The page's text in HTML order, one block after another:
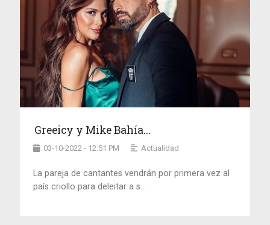
Greeicy y Mike Bahía...
03-10-2022 - 12:51 PM Actualidad
La pareja de cantantes vendrán por primera vez al
país criollo para deleitar a s...